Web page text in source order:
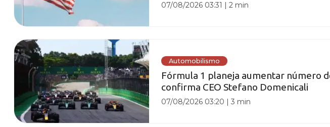
07/08/2026 03:31 |2 min
Automobilismo
Fórmula 1 planeja aumentar número
confirma CEO Stefano Domenicali
07/08/2026 03:20 |3 min